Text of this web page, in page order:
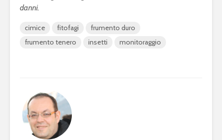
danni.
cimice fitofagi
frumento duro
frumento tenero
insetti monitoraggio